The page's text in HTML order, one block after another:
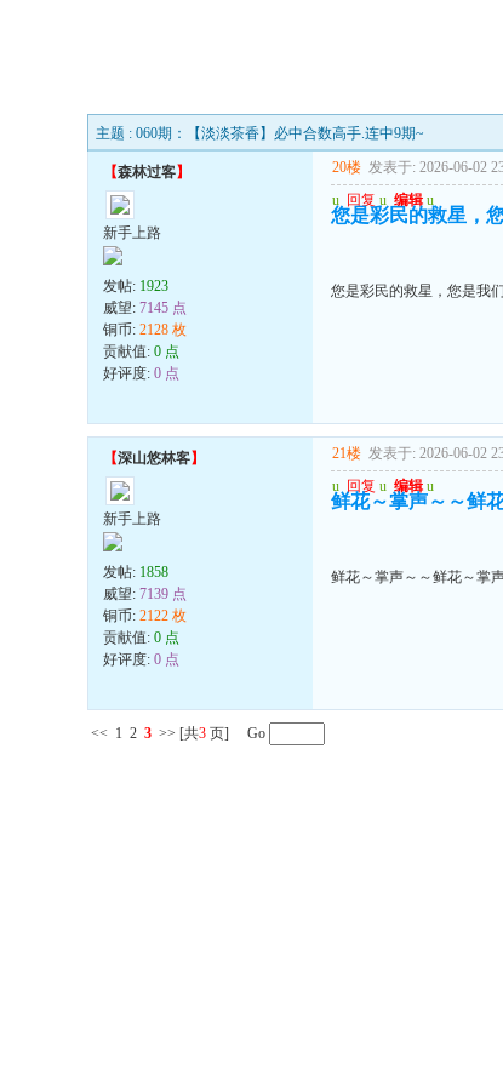
主题 : 060期：【淡淡茶香】必中合数高手.连中9期~
【森林过客】
新手上路
发帖: 1923
威望: 7145 点
铜币: 2128 枚
贡献值: 0 点
好评度: 0 点
20楼 发表于: 2026-06-02
u 回复 u 编辑 u
您是彩民的救星，
您是彩民的救星，您是我
【深山悠林客】
新手上路
发帖: 1858
威望: 7139 点
铜币: 2122 枚
贡献值: 0 点
好评度: 0 点
21楼 发表于: 2026-06-02
u 回复 u 编辑 u
鲜花～掌声～～鲜
鲜花～掌声～～鲜花～掌
<< 1 2 3 >> [共3 页] Go